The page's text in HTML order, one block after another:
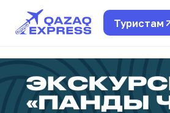
Туристам
Поддержка турагентов
+7 771 780 4408
Для частных лиц